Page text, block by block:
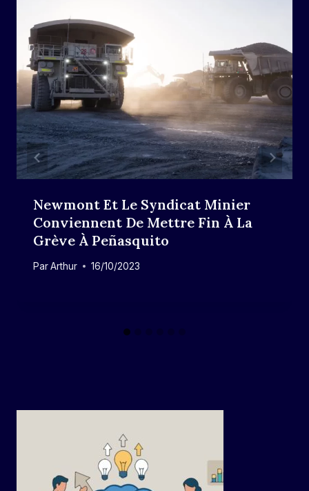
Newmont Et Le Syndicat Minier
Conviennent De Mettre Fin À La
Grève À Peñasquito
ParArthur 16/10/2023